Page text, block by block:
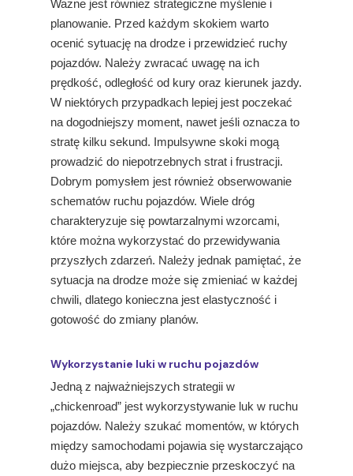
Ważne jest również strategiczne myślenie i
planowanie. Przed każdym skokiem warto
ocenić sytuację na drodze i przewidzieć ruchy
pojazdów. Należy zwracać uwagę na ich
prędkość, odległość od kury oraz kierunek jazdy.
W niektórych przypadkach lepiej jest poczekać
na dogodniejszy moment, nawet jeśli oznacza to
stratę kilku sekund. Impulsywne skoki mogą
prowadzić do niepotrzebnych strat i frustracji.
Dobrym pomysłem jest również obserwowanie
schematów ruchu pojazdów. Wiele dróg
charakteryzuje się powtarzalnymi wzorcami,
które można wykorzystać do przewidywania
przyszłych zdarzeń. Należy jednak pamiętać, że
sytuacja na drodze może się zmieniać w każdej
chwili, dlatego konieczna jest elastyczność i
gotowość do zmiany planów.
Wykorzystanie luki w ruchu pojazdów
Jedną z najważniejszych strategii w
„chickenroad” jest wykorzystywanie luk w ruchu
pojazdów. Należy szukać momentów, w których
między samochodami pojawia się wystarczająco
dużo miejsca, aby bezpiecznie przeskoczyć na